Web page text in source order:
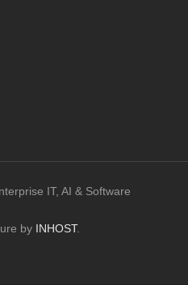
IT, AI & Software
by INHOST.